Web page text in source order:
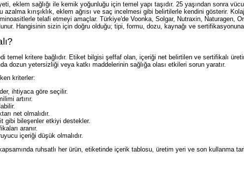
eklem sağlığı ile kemik yoğunluğu için temel yapı taşıdır. 25 yaşından sonra
kırışıklık, eklem ağrısı ve saç incelmesi gibi belirtilerle kendini gösterir.
telafi etmeyi amaçlar. Türkiye'de Voonka, Solgar, Nutraxin, Naturagen,
Hangisinin sizin için doğru olduğu; tipi, formu, dozu, kaynağı ve sertifikasyonuna
temel kritere bağlıdır. Etiket bilgisi şeffaf olan, içeriği net belirtilen ve sertifikalı
dozun yetersizliği veya katkı maddelerinin sağlığa olası etkileri sorun yaratır.
kriterler:
ihtiyaca göre seçilir.
artırır.
net olmalıdır.
gibi bileşenler etkiyi destekler.
aranır.
içeriği düşük olmalıdır.
ruhsatlı her ürün, etiketinde içerik tablosu, üretim yeri ve son kullanma